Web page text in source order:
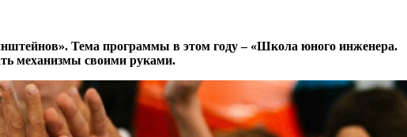
Тема программы в этом году – «Школа юного инженера.
механизмы своими руками.